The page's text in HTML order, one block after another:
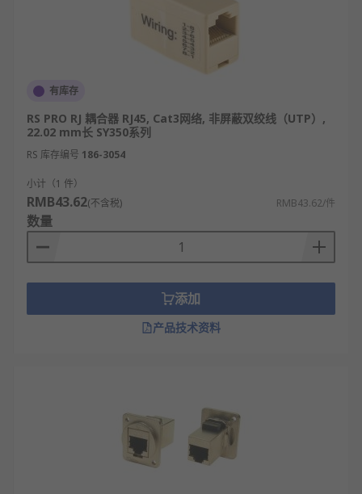
有库存
RS PRO RJ 耦合器 RJ45, Cat3网络, 非屏蔽双绞线（UTP）,
22.02 mm长 SY350系列
RS 库存编号 186-3054
小计（1 件）
RMB43.62(不含税) RMB43.62/件
数量
添加
产品技术资料